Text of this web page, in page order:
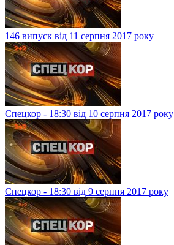
146 випуск від 11 серпня 2017 року
Спецкор - 18:30 від 10 серпня 2017 року
Спецкор - 18:30 від 9 серпня 2017 року